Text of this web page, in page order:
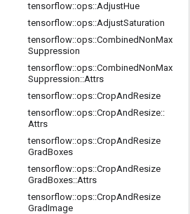
tensorflow::ops::AdjustHue
tensorflow::ops::AdjustSaturation
tensorflow::ops::CombinedNonMax
Suppression
tensorflow::ops::CombinedNonMax
Suppression::Attrs
tensorflow::ops::CropAndResize
tensorflow::ops::CropAndResize::
Attrs
tensorflow::ops::CropAndResize
GradBoxes
tensorflow::ops::CropAndResize
GradBoxes::Attrs
tensorflow::ops::CropAndResize
GradImage